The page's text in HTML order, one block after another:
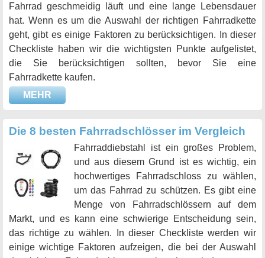
Fahrrad geschmeidig läuft und eine lange Lebensdauer
hat. Wenn es um die Auswahl der richtigen Fahrradkette
geht, gibt es einige Faktoren zu berücksichtigen. In dieser
Checkliste haben wir die wichtigsten Punkte aufgelistet,
die Sie berücksichtigen sollten, bevor Sie eine
Fahrradkette kaufen.
MEHR
Die 8 besten Fahrradschlösser im Vergleich
Fahrraddiebstahl ist ein großes Problem,
und aus diesem Grund ist es wichtig, ein
hochwertiges Fahrradschloss zu wählen,
um das Fahrrad zu schützen. Es gibt eine
Menge von Fahrradschlössern auf dem
Markt, und es kann eine schwierige Entscheidung sein,
das richtige zu wählen. In dieser Checkliste werden wir
einige wichtige Faktoren aufzeigen, die bei der Auswahl